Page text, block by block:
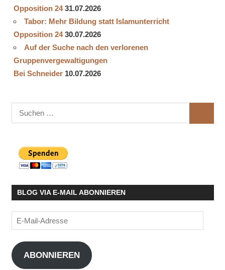
Opposition 24 31.07.2026
Tabor: Mehr Bildung statt Islamunterricht
Opposition 24 30.07.2026
Auf der Suche nach den verlorenen
Gruppenvergewaltigungen
Bei Schneider 10.07.2026
Suchen
nach:
BLOG VIA E-MAIL ABONNIEREN
E-
Mail-
Adresse
ABONNIEREN